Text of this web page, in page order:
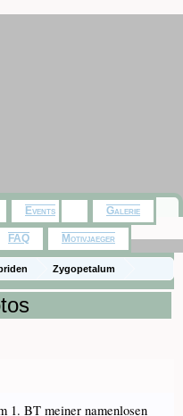
Zygopetalum
1. BT meiner namenlosen
Events Galerie
FAQ Motivjaeger